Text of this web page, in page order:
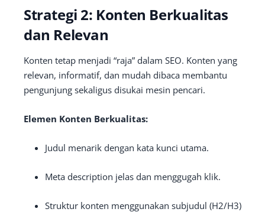
Strategi 2: Konten Berkualitas
dan Relevan
Konten tetap menjadi “raja” dalam SEO. Konten yang
relevan, informatif, dan mudah dibaca membantu
pengunjung sekaligus disukai mesin pencari.
Elemen Konten Berkualitas:
Judul menarik dengan kata kunci utama.
Meta description jelas dan menggugah klik.
Struktur konten menggunakan subjudul (H2/H3)